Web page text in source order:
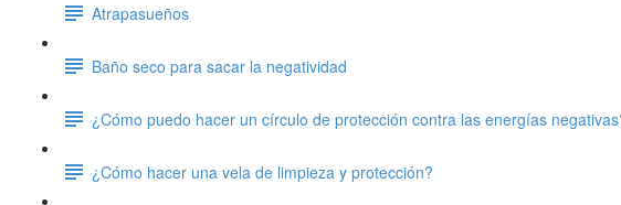
Atrapasueños
Baño seco para sacar la negatividad
¿Cómo puedo hacer un círculo de protección contra las energías
¿Cómo hacer una vela de limpieza y protección?